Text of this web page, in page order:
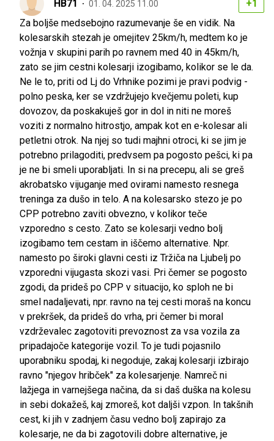
HB71 01. 04. 2025 11.00
+1
Za boljše medsebojno razumevanje še en vidik. Na
kolesarskih stezah je omejitev 25km/h, medtem ko je
vožnja v skupini parih po ravnem med 40 in 45km/h,
zato se jim cestni kolesarji izogibamo, kolikor se le da.
Ne le to, priti od Lj do Vrhnike pozimi je pravi podvig -
polno peska, ker se vzdržujejo kvečjemu poleti, kup
dovozov, da poskakuješ gor in dol in niti ne moreš
voziti z normalno hitrostjo, ampak kot en e-kolesar ali
petletni otrok. Na njej so tudi majhni otroci, ki se jim je
potrebno prilagoditi, predvsem pa pogosto pešci, ki pa
je ne bi smeli uporabljati. In si na precepu, ali se greš
akrobatsko vijuganje med ovirami namesto resnega
treninga za dušo in telo. A na kolesarsko stezo je po
CPP potrebno zaviti obvezno, v kolikor teče
vzporedno s cesto. Zato se kolesarji vedno bolj
izogibamo tem cestam in iščemo alternative. Npr.
namesto po široki glavni cesti iz Tržiča na Ljubelj po
vzporedni vijugasta skozi vasi. Pri čemer se pogosto
zgodi, da prideš po CPP v situacijo, ko sploh ne bi
smel nadaljevati, npr. ravno na tej cesti moraš na koncu
v prekršek, da prideš do vrha, pri čemer bi moral
vzdrževalec zagotoviti prevoznost za vsa vozila za
pripadajoče kategorije vozil. To je tudi pojasnilo
uporabniku spodaj, ki negoduje, zakaj kolesarji izbirajo
ravno "njegov hribček" za kolesarjenje. Namreč ni
lažjega in varnejšega načina, da si daš duška na kolesu
in sebi dokažeš, kaj zmoreš, kot daljši vzpon. In takšnih
cest, ki jih v zadnjem času vedno bolj zapirajo za
kolesarje, ne da bi zagotovili dobre alternative, je